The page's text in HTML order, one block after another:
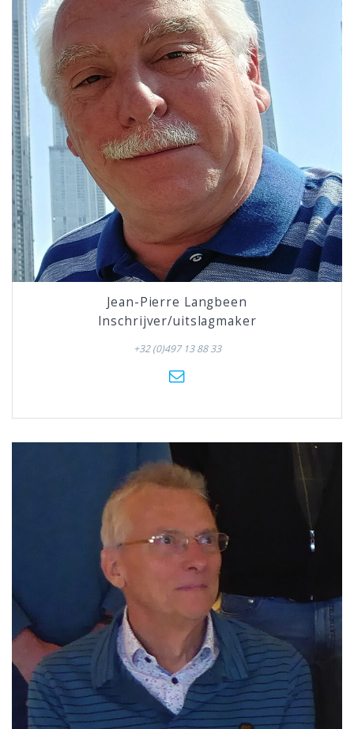
Jean-Pierre Langbeen
Inschrijver/uitslagmaker
+32 (0)497 13 88 33